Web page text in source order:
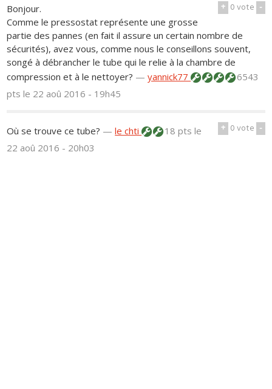
+ 0vote -
Bonjour.
Comme le pressostat représente une grosse
partie des pannes (en fait il assure un certain nombre de
sécurités), avez vous, comme nous le conseillons souvent,
songé à débrancher le tube qui le relie à la chambre de
compression et à le nettoyer? —yannick77
6543
ptsle 22 aoû 2016 - 19h45
+ 0vote -
Où se trouve ce tube? —le chti 18 ptsle
22 aoû 2016 - 20h03